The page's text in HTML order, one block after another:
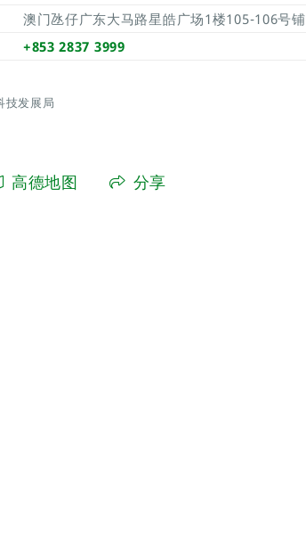
澳门氹仔广东大马路星皓广场1楼105-106号铺
+853 2837 3999
技发展局
高德地图 分享